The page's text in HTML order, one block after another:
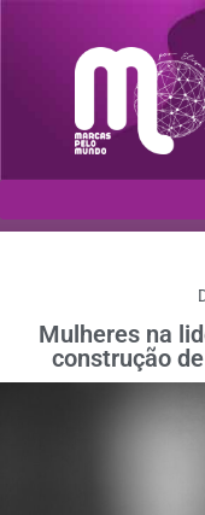
Mulheres na
construção